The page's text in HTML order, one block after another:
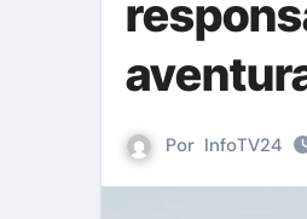
Por InfoTV24